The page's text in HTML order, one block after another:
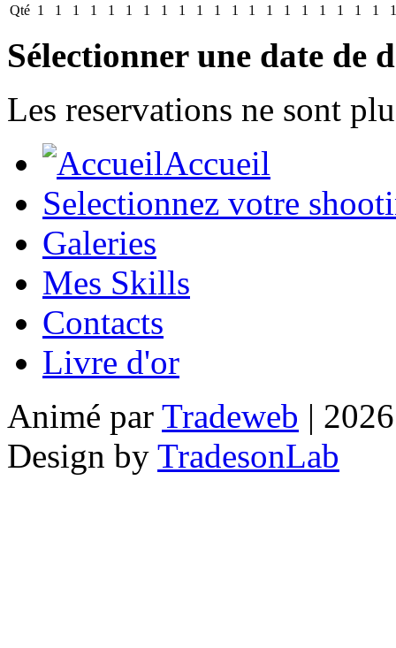
Qté 1 1 1 1 1 1 1 1 1 1 1 1 1 1 1 1 1 1 1 1 1
Sélectionner une date de
Les reservations ne sont
Accueil
Selectionnez votre
Galeries
Mes Skills
Contacts
Livre d'or
Animé par Tradeweb |
Design by TradesonLab